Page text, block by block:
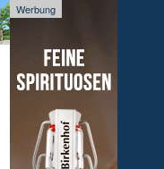
Werbung